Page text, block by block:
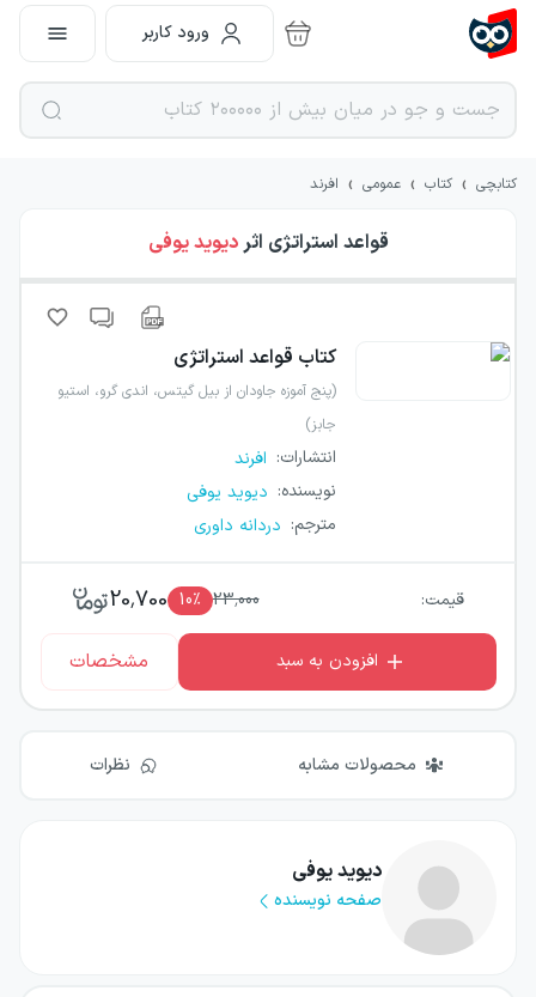
ورود کاربر
کتابچی › کتاب › عمومی › افرند
قواعد استراتژی اثردیوید یوفی
کتاب قواعد استراتژی
(پنج آموزه جاودان از بیل گیتس، اندی گرو، استیو
جابز)
انتشارات: افرند
نویسنده: دیوید یوفی
مترجم: دردانه داوری
قیمت: 23,000
10٪ 20,700
افزودن به سبد مشخصات
محصولات مشابه نظرات
دیوید یوفی
صفحه نویسنده